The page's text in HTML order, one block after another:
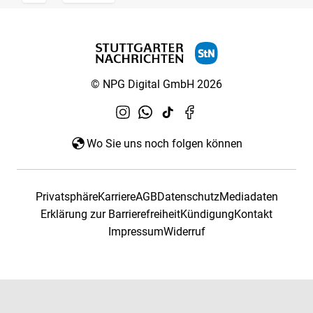
© NPG Digital GmbH 2026
Wo Sie uns noch folgen können
PrivatsphäreKarriereAGBDatenschutzMediadaten
Erklärung zur BarrierefreiheitKündigungKontakt
ImpressumWiderruf